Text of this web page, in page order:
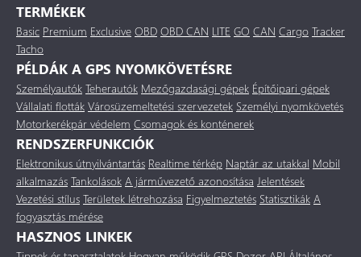
TERMÉKEK
Basic Premium Exclusive OBD OBD CAN LITE GO CAN Cargo Tracker
Tacho
PÉLDÁK A GPS NYOMKÖVETÉSRE
Személyautók Teherautók Mezőgazdasági gépek Építőipari gépek
Vállalati flották Városüzemeltetési szervezetek Személyi nyomkövetés
Motorkerékpár védelem Csomagok és konténerek
RENDSZERFUNKCIÓK
Elektronikus útnyilvántartás Realtime térkép Naptár az utakkal Mobil
alkalmazás Tankolások A járművezető azonosítása Jelentések
Vezetési stílus Területek létrehozása Figyelmeztetés Statisztikák A
fogyasztás mérése
HASZNOS LINKEK